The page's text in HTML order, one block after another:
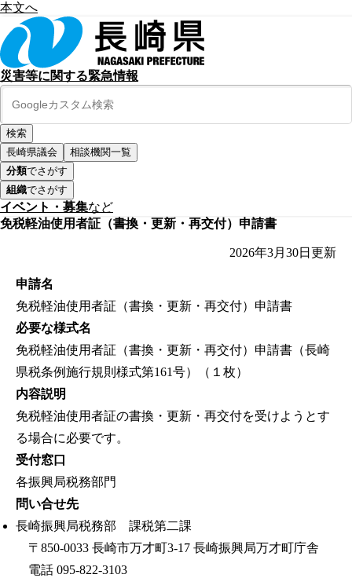
本文へ
災害等に関する緊急情報
長崎県議会
相談機関一覧
分類でさがす
組織でさがす
イベント・募集など
免税軽油使用者証（書換・更新・再交付）申請書
2026年3月30日 更新
申請名
免税軽油使用者証（書換・更新・再交付）申請書
必要な様式名
免税軽油使用者証（書換・更新・再交付）申請書（長崎
県税条例施行規則様式第161号）（１枚）
内容説明
免税軽油使用者証の書換・更新・再交付を受けようとす
る場合に必要です。
受付窓口
各振興局税務部門
問い合せ先
長崎振興局税務部 課税第二課
〒850-0033 長崎市万才町3-17 長崎振興局万才町庁舎
電話 095-822-3103